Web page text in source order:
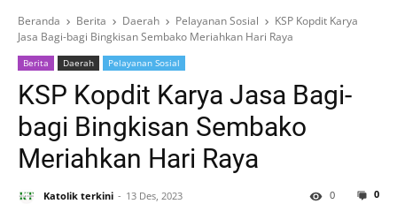
Beranda Berita Daerah Pelayanan Sosial
KSP Kopdit Karya
Jasa Bagi-bagi Bingkisan Sembako Meriahkan Hari Raya
Berita Daerah Pelayanan Sosial
KSP Kopdit Karya Jasa Bagi-
bagi Bingkisan Sembako
Meriahkan Hari Raya
Katolik terkini 13 Des, 2023 0
0